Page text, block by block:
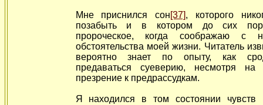
Мне приснился сон[37], которого
позабыть и в котором до сих
пророческое, когда соображаю с
обстоятельства моей жизни. Читатель
вероятно знает по опыту, как
предаваться суеверию, несмотря на
презрение к предрассудкам.
Я находился в том состоянии чувств